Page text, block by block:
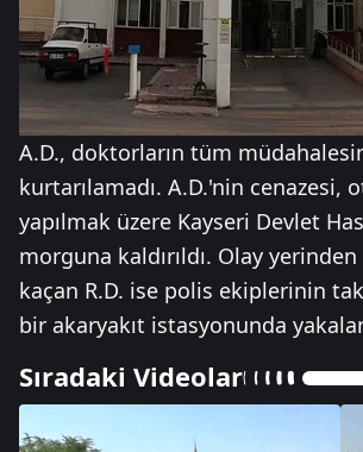
A.D., doktorların tüm
kurtarılamadı. A.D.'nin cenazesi,
yapılmak üzere Kayseri Devlet
morguna kaldırıldı. Olay
kaçan R.D. ise polis ekiplerinin
bir akaryakıt istasyonunda
Sıradaki Videolar